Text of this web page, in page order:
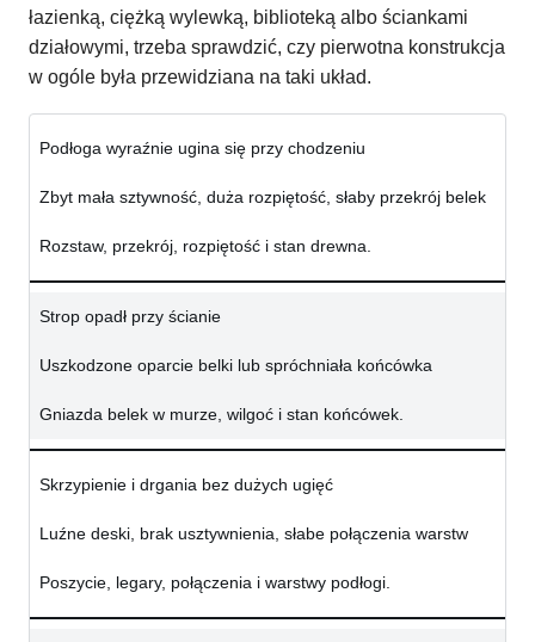
łazienką, ciężką wylewką, biblioteką albo ściankami
działowymi, trzeba sprawdzić, czy pierwotna konstrukcja
w ogóle była przewidziana na taki układ.
Podłoga wyraźnie ugina się przy chodzeniu
Zbyt mała sztywność, duża rozpiętość, słaby przekrój belek
Rozstaw, przekrój, rozpiętość i stan drewna.
Strop opadł przy ścianie
Uszkodzone oparcie belki lub spróchniała końcówka
Gniazda belek w murze, wilgoć i stan końcówek.
Skrzypienie i drgania bez dużych ugięć
Luźne deski, brak usztywnienia, słabe połączenia warstw
Poszycie, legary, połączenia i warstwy podłogi.